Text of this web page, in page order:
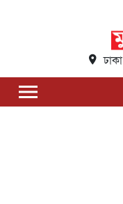
ঢাকা